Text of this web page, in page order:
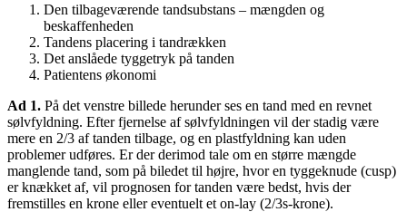
Den tilbageværende tandsubstans – mængden og
beskaffenheden
Tandens placering i tandrækken
Det anslåede tyggetryk på tanden
Patientens økonomi
Ad 1. På det venstre billede herunder ses en tand med en revnet
sølvfyldning. Efter fjernelse af sølvfyldningen vil der stadig være
mere en 2/3 af tanden tilbage, og en plastfyldning kan uden
problemer udføres. Er der derimod tale om en større mængde
manglende tand, som på biledet til højre, hvor en tyggeknude (cusp)
er knækket af, vil prognosen for tanden være bedst, hvis der
fremstilles en krone eller eventuelt et on-lay (2/3s-krone).